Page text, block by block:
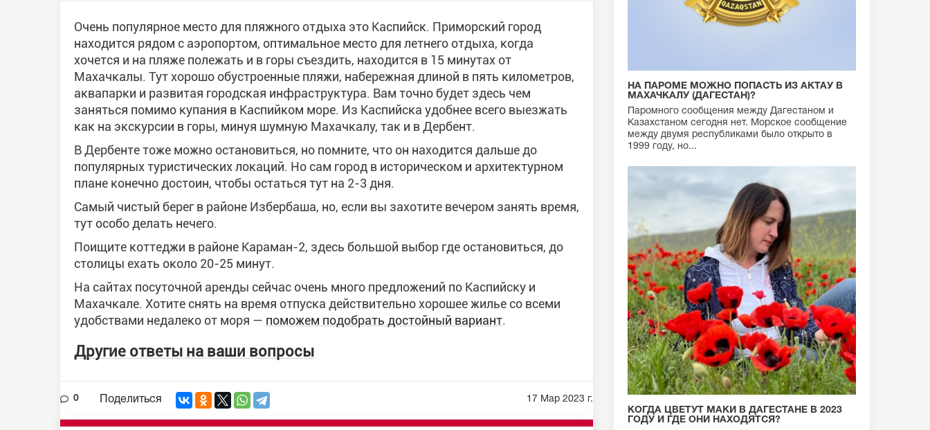
Очень популярное место для пляжного отдыха это Каспийск. Приморский город
находится рядом с аэропортом, оптимальное место для летнего отдыха, когда
хочется и на пляже полежать и в горы съездить, находится в 15 минутах от
Махачкалы. Тут хорошо обустроенные пляжи, набережная длиной в пять километров,
аквапарки и развитая городская инфраструктура. Вам точно будет здесь чем
заняться помимо купания в Каспийком море. Из Каспийска удобнее всего выезжать
как на экскурсии в горы, минуя шумную Махачкалу, так и в Дербент.
В Дербенте тоже можно остановиться, но помните, что он находится дальше до
популярных туристических локаций. Но сам город в историческом и архитектурном
плане конечно достоин, чтобы остаться тут на 2-3 дня.
Самый чистый берег в районе Избербаша, но, если вы захотите вечером занять время,
тут особо делать нечего.
Поищите коттеджи в районе Караман-2, здесь большой выбор где остановиться, до
столицы ехать около 20-25 минут.
На сайтах посуточной аренды сейчас очень много предложений по Каспийску и
Махачкале. Хотите снять на время отпуска действительно хорошее жилье со всеми
удобствами недалеко от моря — поможем подобрать достойный вариант.
Другие ответы на ваши вопросы
0 Поделиться 17 Мар 2023 г.
НА ПАРОМЕ МОЖНО ПОПАСТЬ ИЗ АКТАУ В
МАХАЧКАЛУ (ДАГЕСТАН)?
Паромного сообщения между Дагестаном и
Казахстаном сегодня нет. Морское сообщение
между двумя республиками было открыто в
1999 году, но...
КОГДА ЦВЕТУТ МАКИ В ДАГЕСТАНЕ В 2023
ГОДУ И ГДЕ ОНИ НАХОДЯТСЯ?